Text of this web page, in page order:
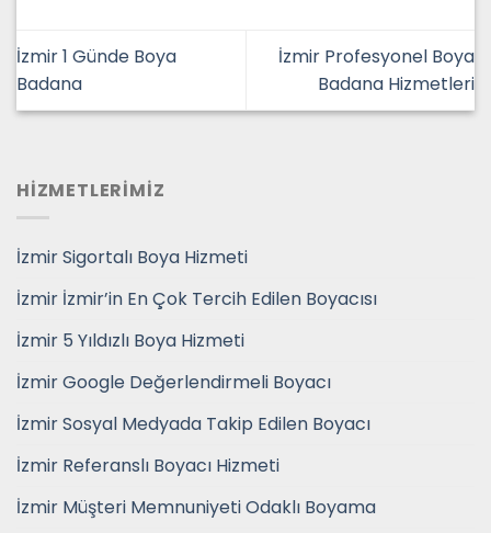
İzmir 1 Günde Boya
Badana
İzmir Profesyonel Boya
Badana Hizmetleri
HİZMETLERİMİZ
İzmir Sigortalı Boya Hizmeti
İzmir İzmir’in En Çok Tercih Edilen Boyacısı
İzmir 5 Yıldızlı Boya Hizmeti
İzmir Google Değerlendirmeli Boyacı
İzmir Sosyal Medyada Takip Edilen Boyacı
İzmir Referanslı Boyacı Hizmeti
İzmir Müşteri Memnuniyeti Odaklı Boyama